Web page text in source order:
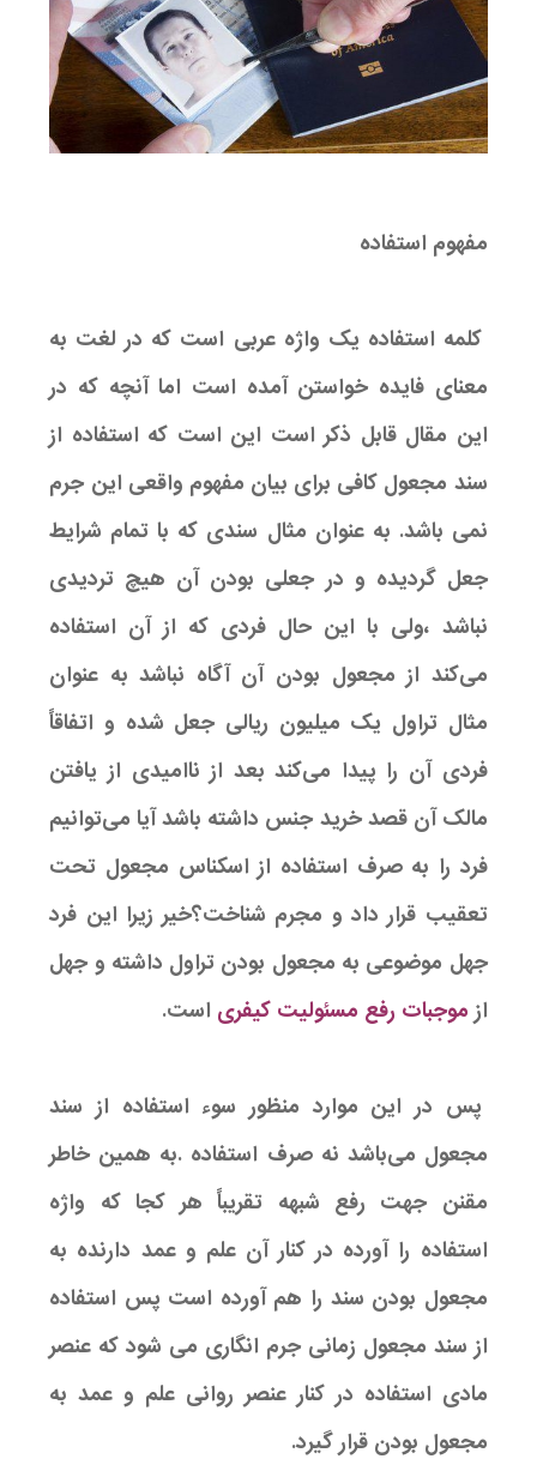
مفهوم استفاده
کلمه استفاده یک واژه عربی است که در لغت به
معنای فایده خواستن آمده است اما آنچه که در
این مقال قابل ذکر است این است که استفاده از
سند مجعول کافی برای بیان مفهوم واقعی این جرم
نمی باشد. به عنوان مثال سندی که با تمام شرایط
جعل گردیده و در جعلی بودن آن هیچ تردیدی
نباشد ،ولی با این حال فردی که از آن استفاده
می‌کند از مجعول بودن آن آگاه نباشد به عنوان
مثال تراول یک میلیون ریالی جعل شده و اتفاقاً
فردی آن را پیدا می‌کند بعد از ناامیدی از یافتن
مالک آن قصد خرید جنس داشته باشد آیا می‌توانیم
فرد را به صرف استفاده از اسکناس مجعول تحت
تعقیب قرار داد و مجرم شناخت؟خیر زیرا این فرد
جهل موضوعی به مجعول بودن تراول داشته و جهل
از موجبات رفع مسئولیت کیفری است.
پس در این موارد منظور سوء استفاده از سند
مجعول می‌باشد نه صرف استفاده .به همین خاطر
مقنن جهت رفع شبهه تقریباً هر کجا که واژه
استفاده را آورده در کنار آن علم و عمد دارنده به
مجعول بودن سند را هم آورده است پس استفاده
از سند مجعول زمانی جرم انگاری می شود که عنصر
مادی استفاده در کنار عنصر روانی علم و عمد به
مجعول بودن قرار گیرد.